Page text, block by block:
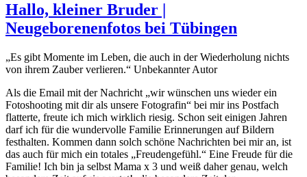
Hallo, kleiner Bruder |
Neugeborenenfotos bei Tübingen
„Es gibt Momente im Leben, die auch in der Wiederholung nichts
von ihrem Zauber verlieren.“ Unbekannter Autor
Als die Email mit der Nachricht „wir wünschen uns wieder ein
Fotoshooting mit dir als unsere Fotografin“ bei mir ins Postfach
flatterte, freute ich mich wirklich riesig. Schon seit einigen Jahren
darf ich für die wundervolle Familie Erinnerungen auf Bildern
festhalten. Kommen dann solch schöne Nachrichten bei mir an, ist
das auch für mich ein totales „Freudengefühl.“ Eine Freude für die
Familie! Ich bin ja selbst Mama x 3 und weiß daher genau, welch